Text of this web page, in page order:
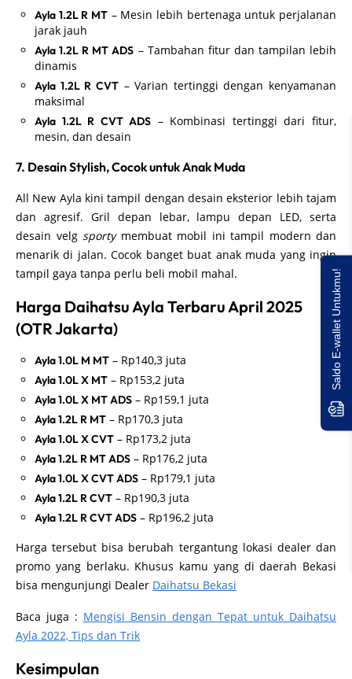
Ayla 1.2L R MT – Mesin lebih bertenaga untuk perjalanan
jarak jauh
Ayla 1.2L R MT ADS – Tambahan fitur dan tampilan lebih
dinamis
Ayla 1.2L R CVT– Varian tertinggi dengan kenyamanan
maksimal
Ayla 1.2L R CVT ADS – Kombinasi tertinggi dari fitur,
mesin, dan desain
7. Desain Stylish, Cocok untuk Anak Muda
All New Ayla kini tampil dengan desain eksterior lebih tajam
dan agresif. Gril depan lebar, lampu depan LED, serta
desain velg sporty membuat mobil ini tampil modern dan
menarik di jalan. Cocok banget buat anak muda yang ingin
tampil gaya tanpa perlu beli mobil mahal.
Harga Daihatsu Ayla Terbaru April 2025
(OTR Jakarta)
Ayla 1.0L M MT – Rp140,3 juta
Ayla 1.0L X MT – Rp153,2 juta
Ayla 1.0L X MT ADS – Rp159,1 juta
Ayla 1.2L R MT – Rp170,3 juta
Ayla 1.0L X CVT – Rp173,2 juta
Ayla 1.2L R MT ADS – Rp176,2 juta
Ayla 1.0L X CVT ADS – Rp179,1 juta
Ayla 1.2L R CVT – Rp190,3 juta
Ayla 1.2L R CVT ADS – Rp196,2 juta
Harga tersebut bisa berubah tergantung lokasi dealer dan
promo yang berlaku. Khusus kamu yang di daerah Bekasi
bisa mengunjungi Dealer Daihatsu Bekasi
Baca juga : Mengisi Bensin dengan Tepat untuk Daihatsu
Ayla 2022, Tips dan Trik
Kesimpulan
Saldo E-wallet Untukmu!